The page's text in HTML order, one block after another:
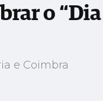
o
e Coimbra